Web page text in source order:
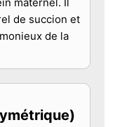
de succion et
de la